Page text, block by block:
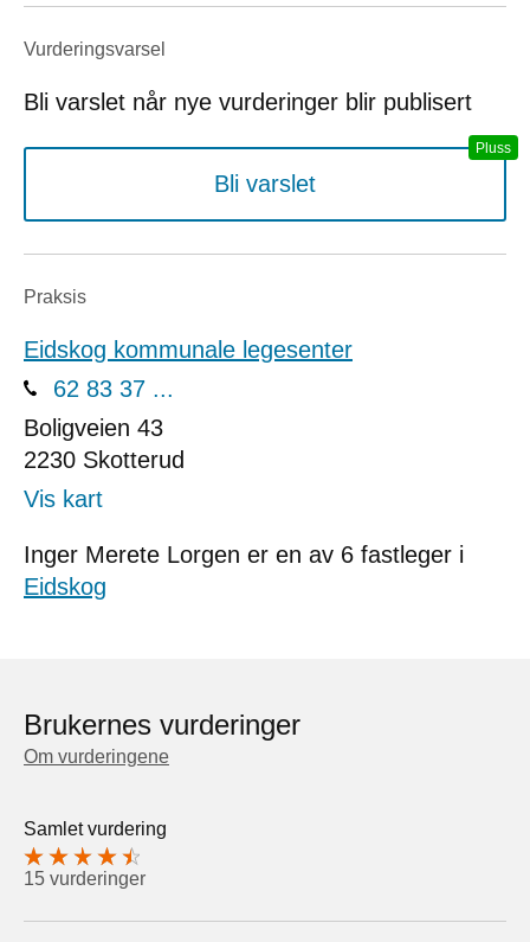
Vurderings­varsel
Bli varslet når nye vurderinger blir publisert
Bli varslet
Praksis
Eidskog kommunale legesenter
62 83 37 ...
Boligveien 43
2230 Skotterud
Vis kart
Inger Merete Lorgen er en av 6 fastleger i
Eidskog
Brukernes vurderinger
Om vurderingene
Samlet vurdering
15 vurderinger